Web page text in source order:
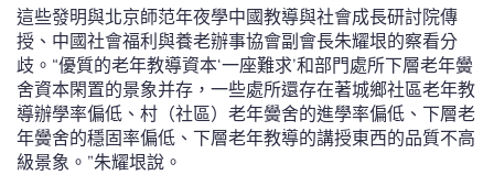
這些發明與北京師范年夜學中國教導與社會成長研討院傳
授、中國社會福利與養老辦事協會副會長朱耀垠的察看分
歧。“優質的老年教導資本‘一座難求’和部門處所下層老年黌
舍資本閑置的景象并存，一些處所還存在著城鄉社區老年教
導辦學率偏低、村（社區）老年黌舍的進學率偏低、下層老
年黌舍的穩固率偏低、下層老年教導的講授東西的品質不高
級景象。”朱耀垠說。